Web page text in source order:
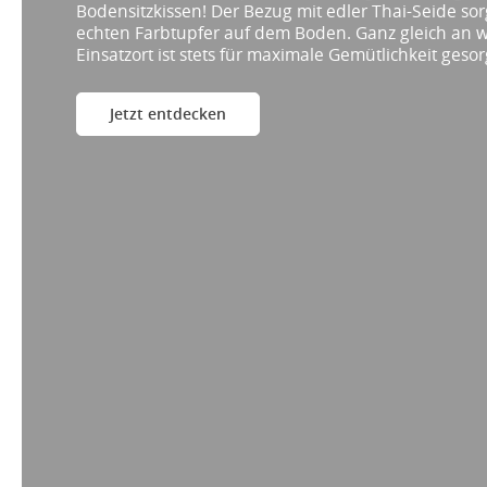
Bodensitzkissen! Der Bezug mit edler Thai-Seide
echten Farbtupfer auf dem Boden. Ganz gleich an
Einsatzort ist stets für maximale Gemütlichkeit
Jetzt entdecken